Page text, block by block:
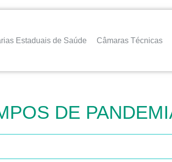
Estaduais de Saúde Câmaras Técnicas
DE